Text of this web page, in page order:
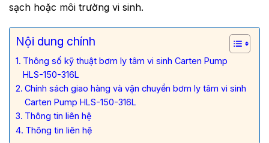
sạch hoặc môi trường vi sinh.
Nội dung chính
Thông số kỹ thuật bơm ly tâm vi sinh Carten Pump
HLS-150-316L
Chính sách giao hàng và vận chuyển bơm ly tâm vi sinh
Carten Pump HLS-150-316L
Thông tin liên hệ
Thông tin liên hệ